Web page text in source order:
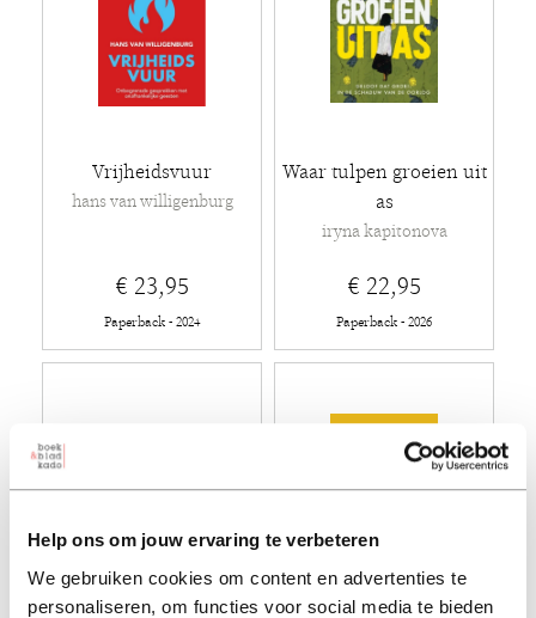
Help ons om jouw ervaring te verbeteren
We gebruiken cookies om content en advertenties te
personaliseren, om functies voor social media te bieden
Vrijheidsvuur
hans van willigenburg
€ 23,95
Paperback - 2024
Waar tulpen groeien uit
as
iryna kapitonova
€ 22,95
Paperback - 2026